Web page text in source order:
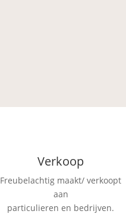
Verkoop
Freubelachtig maakt/ verkoopt
aan
particulieren en bedrijven.